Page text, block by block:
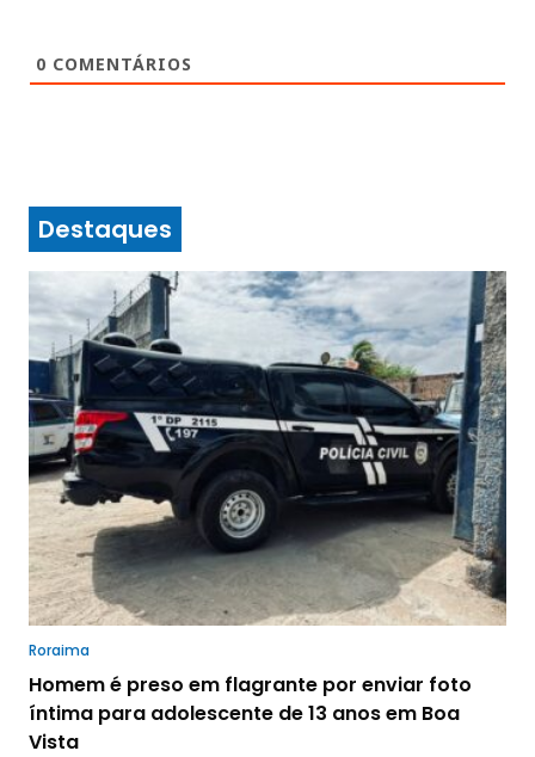
0 COMENTÁRIOS
Destaques
Roraima
Homem é preso em flagrante por enviar foto
íntima para adolescente de 13 anos em Boa
Vista